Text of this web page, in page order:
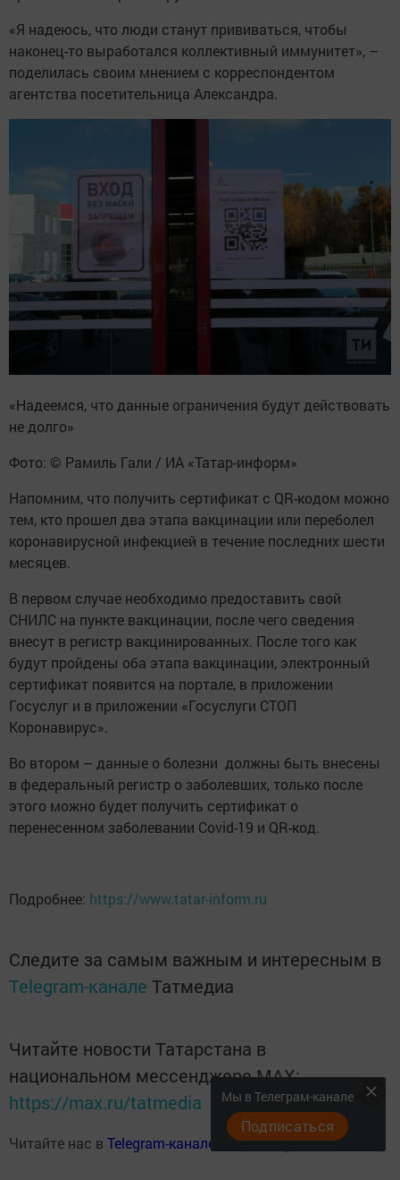
«Я надеюсь, что люди станут прививаться, чтобы
наконец-то выработался коллективный иммунитет», –
поделилась своим мнением с корреспондентом
агентства посетительница Александра.
«Надеемся, что данные ограничения будут действовать
не долго»
Фото: © Рамиль Гали / ИА «Татар-информ»
Напомним, что получить сертификат с QR-кодом можно
тем, кто прошел два этапа вакцинации или переболел
коронавирусной инфекцией в течение последних шести
месяцев.
В первом случае необходимо предоставить свой
СНИЛС на пункте вакцинации, после чего сведения
внесут в регистр вакцинированных. После того как
будут пройдены оба этапа вакцинации, электронный
сертификат появится на портале, в приложении
Госуслуг и в приложении «Госуслуги СТОП
Коронавирус».
Во втором – данные о болезни должны быть внесены
в федеральный регистр о заболевших, только после
этого можно будет получить сертификат о
перенесенном заболевании Covid-19 и QR-код.
Подробнее: https://www.tatar-inform.ru
Следите за самым важным и интересным в
Telegram-канале Татмедиа
Читайте новости Татарстана в
национальном мессенджере MАХ:
https://max.ru/tatmedia
Читайте нас в Telegram-канале Высокогорские вести
Мы в Телеграм-канале
Подписаться